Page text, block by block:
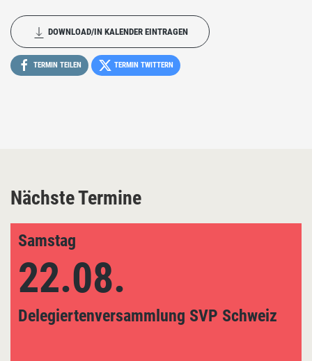
DOWNLOAD/IN KALENDER EINTRAGEN
TERMIN TEILEN TERMIN TWITTERN
Nächste Termine
Samstag
22.08.
Delegiertenversammlung SVP Schweiz